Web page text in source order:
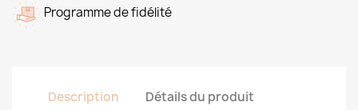
Programme de fidélité
Description Détails du produit